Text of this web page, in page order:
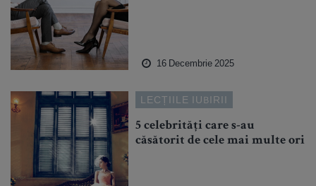
16 Decembrie 2025
LECȚIILE IUBIRII
5 celebrități care s-au
căsătorit de cele mai multe ori